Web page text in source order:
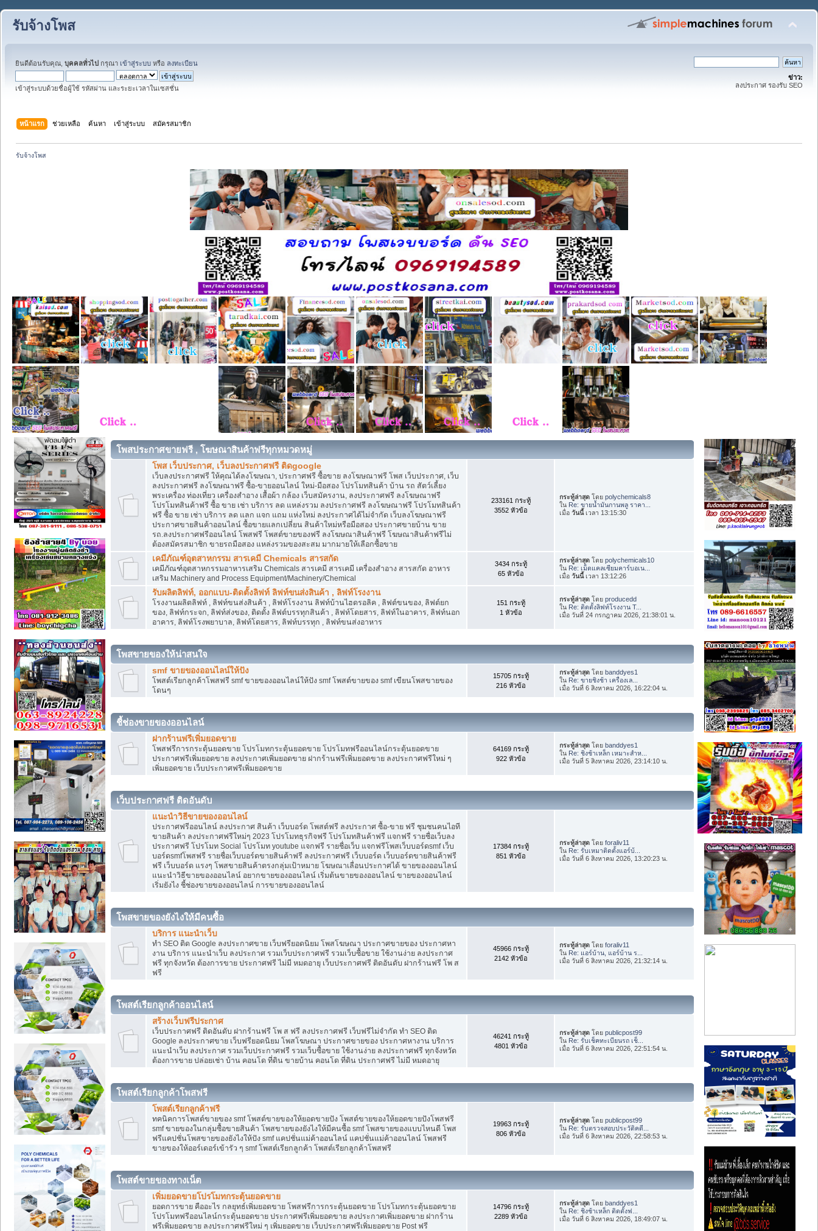
รับจ้างโพส
ยินดีต้อนรับคุณ, บุคคลทั่วไป กรุณา เข้าสู่ระบบ หรือ ลงทะเบียน
เข้าสู่ระบบด้วยชื่อผู้ใช้ รหัสผ่าน และระยะเวลาในเซสชั่น
ข่าว:
ลงประกาศ รองรับ SEO
หน้าแรก ช่วยเหลือ ค้นหา เข้าสู่ระบบ สมัครสมาชิก
รับจ้างโพส
โพสประกาศขายฟรี , โฆษณาสินค้าฟรีทุกหมวดหมู่
โพส เว็บประกาศ, เว็บลงประกาศฟรี ติดgoogle
เว็บลงประกาศฟรี ให้คุณได้ลงโฆษณา, ประกาศฟรี ซื้อขาย ลงโฆษณาฟรี โพส เว็บประกาศ, เว็บ
ลงประกาศฟรี ลงโฆษณาฟรี ซื้อ-ขายออนไลน์ ใหม่-มือสอง โปรโมทสินค้า บ้าน รถ สัตว์เลี้ยง
พระเครื่อง ท่องเที่ยว เครื่องสำอาง เสื้อผ้า กล้อง เว็บสมัครงาน, ลงประกาศฟรี ลงโฆษณาฟรี
โปรโมทสินค้าฟรี ซื้อ ขาย เช่า บริการ ลด แหล่งรวม ลงประกาศฟรี ลงโฆษณาฟรี โปรโมทสินค้า
ฟรี ซื้อ ขาย เช่า บริการ ลด แลก แจก แถม แห่งใหม่ ลงประกาศได้ไม่จำกัด เว็บลงโฆษณาฟรี
ประกาศขายสินค้าออนไลน์ ซื้อขายแลกเปลี่ยน สินค้าใหม่หรือมือสอง ประกาศขายบ้าน ขาย
รถ.ลงประกาศฟรีออนไลน์ โพสฟรี โพสต์ขายของฟรี ลงโฆษณาสินค้าฟรี โฆษณาสินค้าฟรีไม่
ต้องสมัครสมาชิก ขายรถมือสอง แหล่งรวมของสะสม มากมายให้เลือกซื้อขาย
233161 กระทู้
3552 หัวข้อ
กระทู้ล่าสุด โดยpolychemicals8
ใน Re: ขายน้ำมันกานพลู ราคา...
เมื่อวันนี้เวลา 13:15:30
เคมีภัณฑ์อุตสาหกรรม สารเคมี Chemicals สารสกัด
เคมีภัณฑ์อุตสาหกรรมอาหารเสริม Chemicals สารเคมี สารเคมี เครื่องสำอาง สารสกัด อาหาร
เสริม Machinery and Process Equipment/Machinery/Chemical
3434 กระทู้
65 หัวข้อ
กระทู้ล่าสุด โดยpolychemicals10
ใน Re: เม็ดแคลเซียมคาร์บอเน...
เมื่อวันนี้เวลา 13:12:26
รับผลิตลิฟท์, ออกแบบ-ติดตั้งลิฟท์ ลิฟท์ขนส่งสินค้า , ลิฟท์โรงงาน
โรงงานผลิตลิฟท์ , ลิฟท์ขนส่งสินค้า , ลิฟท์โรงงาน ลิฟท์บ้านไฮดรอลิค , ลิฟต์ขนของ, ลิฟต์ยก
ของ, ลิฟท์กระจก, ลิฟท์ส่งของ, ติดตั้ง ลิฟต์บรรทุกสินค้า , ลิฟท์โดยสาร, ลิฟท์ในอาคาร, ลิฟท์นอก
อาคาร, ลิฟท์โรงพยาบาล, ลิฟท์โดยสาร, ลิฟท์บรรทุก , ลิฟท์ขนส่งอาหาร
151 กระทู้
1 หัวข้อ
กระทู้ล่าสุด โดยproducedd
ใน Re: ติดตั้งลิฟท์โรงงาน T...
เมื่อ วันที่ 24 กรกฎาคม 2026, 21:38:01 น.
โพสขายของให้น่าสนใจ
smf ขายของออนไลน์ให้ปัง
โพสต์เรียกลูกค้าโพสฟรี smf ขายของออนไลน์ให้ปัง smf โพสต์ขายของ smf เขียนโพสขายของ
โดนๆ
15705 กระทู้
216 หัวข้อ
กระทู้ล่าสุด โดยbanddyes1
ใน Re: ขายชิงช้า เครื่องเล...
เมื่อ วันที่ 6 สิงหาคม 2026, 16:22:04 น.
ชี้ช่องขายของออนไลน์
ฝากร้านฟรีเพิ่มยอดขาย
โพสฟรีการกระตุ้นยอดขาย โปรโมทกระตุ้นยอดขาย โปรโมทฟรีออนไลน์กระตุ้นยอดขาย
ประกาศฟรีเพิ่มยอดขาย ลงประกาศเพิ่มยอดขาย ฝากร้านฟรีเพิ่มยอดขาย ลงประกาศฟรีใหม่ ๆ
เพิ่มยอดขาย เว็บประกาศฟรีเพิ่มยอดขาย
64169 กระทู้
922 หัวข้อ
กระทู้ล่าสุด โดยbanddyes1
ใน Re: ชิงช้าเหล็ก เหมาะสำห...
เมื่อ วันที่ 5 สิงหาคม 2026, 23:14:10 น.
เว็บประกาศฟรี ติดอันดับ
แนะนำวิธีขายของออนไลน์
ประกาศฟรีออนไลน์ ลงประกาศ สินค้า เว็บบอร์ด โพสต์ฟรี ลงประกาศ ซื้อ-ขาย ฟรี ชุมชนคนไอที
ขายสินค้า ลงประกาศฟรีใหม่ๆ 2023 โปรโมทธุรกิจฟรี โปรโมทสินค้าฟรี แจกฟรี รายชื่อเว็บลง
ประกาศฟรี โปรโมท Social โปรโมท youtube แจกฟรี รายชื่อเว็บ แจกฟรีโพสเว็บบอร์ดsmf เว็บ
บอร์ดsmfโพสฟรี รายชื่อเว็บบอร์ดขายสินค้าฟรี ลงประกาศฟรี เว็บบอร์ด เว็บบอร์ดขายสินค้าฟรี
ฟรี เว็บบอร์ด แรงๆ โพสขายสินค้าตรงกลุ่มเป้าหมาย โฆษณาเลื่อนประกาศได้ ขายของออนไลน์
แนะนำวิธีขายของออนไลน์ อยากขายของออนไลน์ เริ่มต้นขายของออนไลน์ ขายของออนไลน์
เริ่มยังไง ชี้ช่องขายของออนไลน์ การขายของออนไลน์
17384 กระทู้
851 หัวข้อ
กระทู้ล่าสุด โดยforaliv11
ใน Re: รับเหมาติดตั้งแอร์บ้...
เมื่อ วันที่ 6 สิงหาคม 2026, 13:20:23 น.
โพสขายของยังไงให้มีคนซื้อ
บริการ แนะนำเว็บ
ทำ SEO ติด Google ลงประกาศขาย เว็บฟรียอดนิยม โพสโฆษณา ประกาศขายของ ประกาศหา
งาน บริการ แนะนำเว็บ ลงประกาศ รวมเว็บประกาศฟรี รวมเว็บซื้อขาย ใช้งานง่าย ลงประกาศ
ฟรี ทุกจังหวัด ต้องการขาย ประกาศฟรี ไม่มี หมดอายุ เว็บประกาศฟรี ติดอันดับ ฝากร้านฟรี โพ ส
ฟรี
45966 กระทู้
2142 หัวข้อ
กระทู้ล่าสุด โดยforaliv11
ใน Re: แอร์บ้าน, แอร์บ้าน ร...
เมื่อ วันที่ 6 สิงหาคม 2026, 21:32:14 น.
โพสต์เรียกลูกค้าออนไลน์
สร้างเว็บฟรีประกาศ
เว็บประกาศฟรี ติดอันดับ ฝากร้านฟรี โพ ส ฟรี ลงประกาศฟรี เว็บฟรีไม่จำกัด ทำ SEO ติด
Google ลงประกาศขาย เว็บฟรียอดนิยม โพสโฆษณา ประกาศขายของ ประกาศหางาน บริการ
แนะนำเว็บ ลงประกาศ รวมเว็บประกาศฟรี รวมเว็บซื้อขาย ใช้งานง่าย ลงประกาศฟรี ทุกจังหวัด
ต้องการขาย ปล่อยเช่า บ้าน คอนโด ที่ดิน ขายบ้าน คอนโด ที่ดิน ประกาศฟรี ไม่มี หมดอายุ
46241 กระทู้
4801 หัวข้อ
กระทู้ล่าสุด โดยpublicpost99
ใน Re: รับเช็คทะเบียนรถ เช็...
เมื่อ วันที่ 6 สิงหาคม 2026, 22:51:54 น.
โพสต์เรียกลูกค้าโพสฟรี
โพสต์เรียกลูกค้าฟรี
ทคนิคการโพสต์ขายของ smf โพสต์ขายของให้ยอดขายปัง โพสต์ขายของให้ยอดขายปังโพสฟรี
smf ขายของในกลุ่มซื้อขายสินค้า โพสขายของยังไงให้มีคนซื้อ smf โพสขายของแบบไหนดี โพส
ฟรีแคปชั่นโพสขายของยังไงให้ปัง smf แคปชั่นแม่ค้าออนไลน์ แคปชั่นแม่ค้าออนไลน์ โพสฟรี
ขายของให้ออร์เดอร์เข้ารัว ๆ smf โพสต์เรียกลูกค้า โพสต์เรียกลูกค้าโพสฟรี
19963 กระทู้
806 หัวข้อ
กระทู้ล่าสุด โดยpublicpost99
ใน Re: รับตรวจสอบประวัติคดี...
เมื่อ วันที่ 6 สิงหาคม 2026, 22:58:53 น.
โพสต์ขายของทางเน็ต
เพิ่มยอดขายโปรโมทกระตุ้นยอดขาย
ยอดการขาย คืออะไร กลยุทธ์เพิ่มยอดขาย โพสฟรีการกระตุ้นยอดขาย โปรโมทกระตุ้นยอดขาย
โปรโมทฟรีออนไลน์กระตุ้นยอดขาย ประกาศฟรีเพิ่มยอดขาย ลงประกาศเพิ่มยอดขาย ฝากร้าน
ฟรีเพิ่มยอดขาย ลงประกาศฟรีใหม่ ๆ เพิ่มยอดขาย เว็บประกาศฟรีเพิ่มยอดขาย Post ฟรี
14796 กระทู้
2289 หัวข้อ
กระทู้ล่าสุด โดยbanddyes1
ใน Re: ชิงช้าเหล็ก ติดตั้งฟ...
เมื่อ วันที่ 6 สิงหาคม 2026, 18:49:07 น.